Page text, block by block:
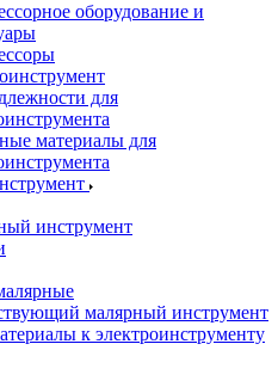
оборудование и
для
материалы для
инструмент
малярный инструмент
к электроинструменту